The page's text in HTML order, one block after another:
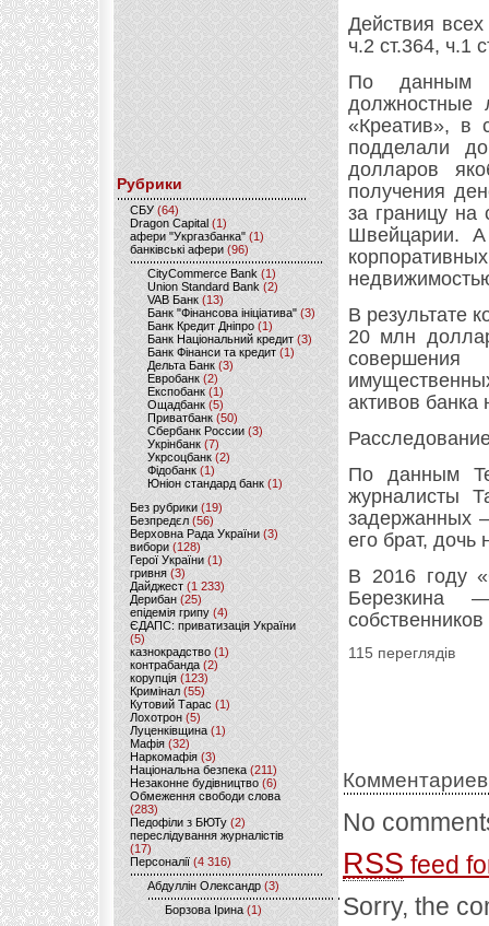
Рубрики
CБУ (64)
Dragon Capital (1)
афери "Укргазбанка" (1)
банківські афери (96)
CityCommerce Bank (1)
Union Standard Bank (2)
VAB Банк (13)
Банк "Фінансова ініціатива" (3)
Банк Кредит Дніпро (1)
Банк Національний кредит (3)
Банк Фінанси та кредит (1)
Дельта Банк (3)
Евробанк(2)
Експобанк (1)
Ощадбанк(5)
Приватбанк (50)
Сбербанк России (3)
Укрінбанк(7)
Укрсоцбанк (2)
Фідобанк (1)
Юніон стандард банк(1)
Без рубрики (19)
Безпредєл(56)
Верховна Рада України (3)
вибори(128)
Герої України(1)
гривня (3)
Дайджест (1 233)
Дерибан (25)
епідемія грипу (4)
ЄДАПС: приватизація України
(5)
казнокрадство (1)
контрабанда (2)
корупція (123)
Кримінал (55)
Кутовий Тарас (1)
Лохотрон(5)
Луценківщина (1)
Мафія (32)
Наркомафія (3)
Національна безпека (211)
Незаконне будівництво(6)
Обмеження свободи слова
(283)
Педофіли з БЮТу (2)
переслідування журналістів
(17)
Персоналії (4 316)
Абдуллін Олександр (3)
Борзова Ірина(1)
Действия
ч.2 ст.364, ч.1
По данным
должностные
«Креатив», в
подделали
долларов
получения
за границу на
Швейцарии.
В результате
20 млн
совершения
активов
По данным
журналисты
задержанных
его брат, дочь
В 2016 году
Березкина
115 переглядів
No
RSS feed
Sorry, the